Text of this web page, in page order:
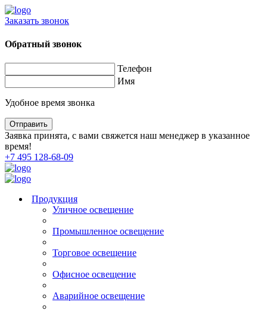
Заказать звонок
Обратный звонок
Телефон
Имя
Удобное время звонка
Заявка принята, с вами свяжется наш менеджер в указанное
время!
+7 495 128-68-09
Продукция
Уличное освещение
Промышленное освещение
Торговое освещение
Офисное освещение
Аварийное освещение